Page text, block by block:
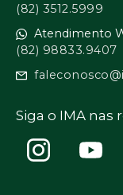
(82) 3512.5999
Atendimento
(82) 98833.9407
Siga o IMA nas